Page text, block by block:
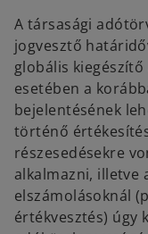
A társasági
jogvesztő
globális
esetében a
bejelentésének
történő
részesedésekre
alkalmazni, illetve
elszámolásoknál
értékvesztés) úgy